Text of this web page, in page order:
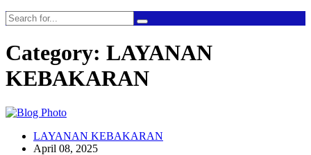
Category: LAYANAN
KEBAKARAN
LAYANAN KEBAKARAN
April 08, 2025